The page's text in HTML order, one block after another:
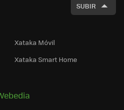
SUBIR
Xataka Móvil
Xataka Smart Home